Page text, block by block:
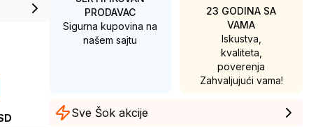
PRODAVAC
Sigurna kupovina na
našem sajtu
23 GODINA SA
VAMA
Iskustva,
kvaliteta,
poverenja
Zahvaljujući vama!
Sve Šok akcije